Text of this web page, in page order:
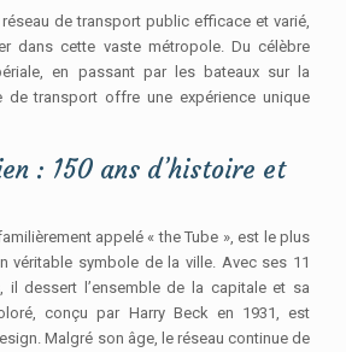
de transport public efficace et varié,
dans cette vaste métropole. Du célèbre
en passant par les bateaux sur la
de transport offre une expérience unique
: 150 ans d’histoire et
appelé « the Tube », est le plus
véritable symbole de la ville. Avec ses 11
il dessert l’ensemble de la capitale et sa
conçu par Harry Beck en 1931, est
Malgré son âge, le réseau continue de